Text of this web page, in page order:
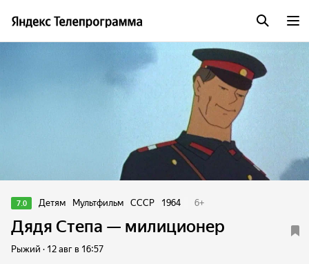
7.0 Детям Мультфильм СССР 1964 6+
Дядя Степа — милиционер
Рыжий · 12 авг в 16:57